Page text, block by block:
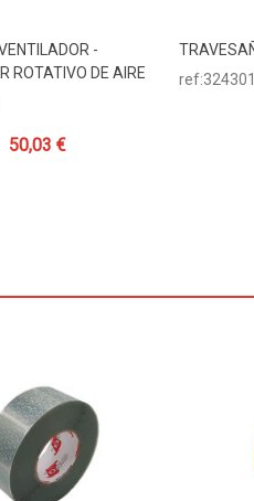
Al Carrito
-
ROTATIVO DE AIRE
50,03 €
ref:324301